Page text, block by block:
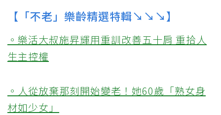
【「不老」樂齡精選特輯↘↘↘】
。樂活大叔施昇輝用重訓改善五十肩 重拾人
生主控權
。人從放棄那刻開始變老！她60歲「熟女身
材如少女」